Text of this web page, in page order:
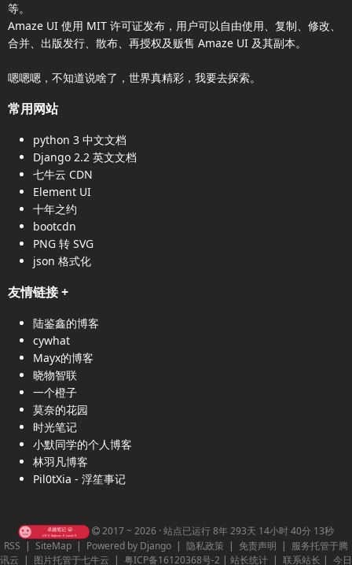
等。
Amaze UI 使用 MIT 许可证发布，用户可以自由使用、复制、修改、
合并、出版发行、散布、再授权及贩售 Amaze UI 及其副本。
嗯嗯嗯，不知道说啥了，世界真精彩，我要去探索。
常用网站
python 3 中文文档
Django 2.2 英文文档
七牛云 CDN
Element UI
十年之约
bootcdn
PNG 转 SVG
json 格式化
友情链接+
陆鉴鑫的博客
cywhat
Mayx的博客
晓物智联
一个橙子
莫奈的花园
时光笔记
小默同学的个人博客
林羽凡博客
Pil0tXia - 浮笙事记
2017 ~ 2026 · 站点已运行 8年 293天 14小时 40分 13秒
RSS | SiteMap | Powered by Django | 隐私政策 | 免责声明 | 服务托管于腾
讯云 | 图片托管于七牛云 | 粤ICP备16120368号-2 | 站长统计 | 联系站长 | 今日